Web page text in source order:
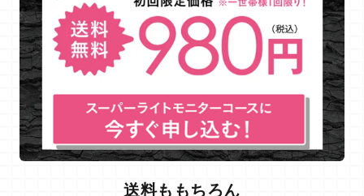
送料ももちろん